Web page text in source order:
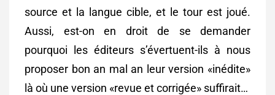
source et la langue cible, et le tour est joué.
Aussi, est-on en droit de se demander
pourquoi les éditeurs s’évertuent-ils à nous
proposer bon an mal an leur version «inédite»
là où une version «revue et corrigée» suffirait…